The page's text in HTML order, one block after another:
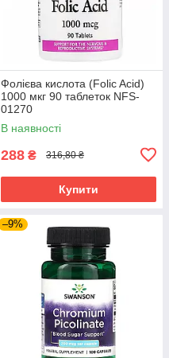
Фолієва кислота (Folic Acid)
1000 мкг 90 таблеток NFS-
01270
В наявності
288 ₴ 316,80 ₴
Купити
–9%